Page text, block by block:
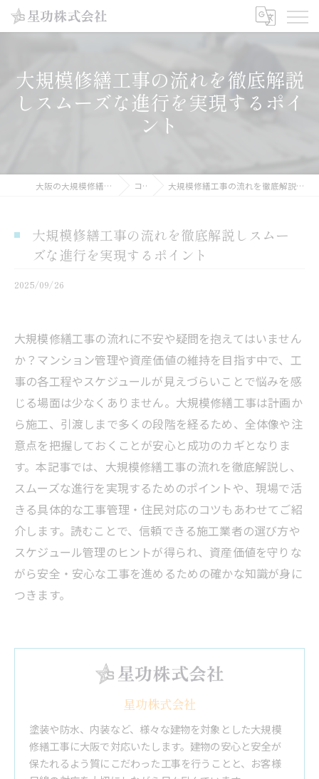
大規模修繕工事の流れを徹底解説
しスムーズな進行を実現するポイ
ント
大阪の大規模修繕工事なら星功株式会社 コラム 大規模修繕工事の流れを徹底解説しスムーズな進行を実現するポイント
大規模修繕工事の流れを徹底解説しスムー
ズな進行を実現するポイント
2025/09/26
大規模修繕工事の流れに不安や疑問を抱えてはいません
か？マンション管理や資産価値の維持を目指す中で、工
事の各工程やスケジュールが見えづらいことで悩みを感
じる場面は少なくありません。大規模修繕工事は計画か
ら施工、引渡しまで多くの段階を経るため、全体像や注
意点を把握しておくことが安心と成功のカギとなりま
す。本記事では、大規模修繕工事の流れを徹底解説し、
スムーズな進行を実現するためのポイントや、現場で活
きる具体的な工事管理・住民対応のコツもあわせてご紹
介します。読むことで、信頼できる施工業者の選び方や
スケジュール管理のヒントが得られ、資産価値を守りな
がら安全・安心な工事を進めるための確かな知識が身に
つきます。
星功株式会社
塗装や防水、内装など、様々な建物を対象とした大規模
修繕工事に大阪で対応いたします。建物の安心と安全が
保たれるよう質にこだわった工事を行うことと、お客様